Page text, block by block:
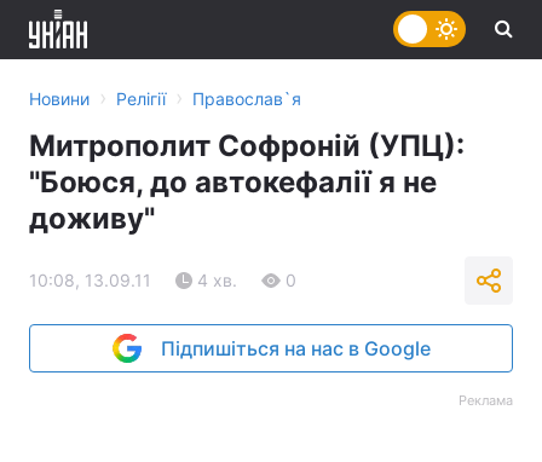
Новини › Релігії › Православ`я
Митрополит Софроній (УПЦ):
"Боюся, до автокефалії я не
доживу"
10:08, 13.09.11 4 хв. 0
Підпишіться на нас в Google
Реклама